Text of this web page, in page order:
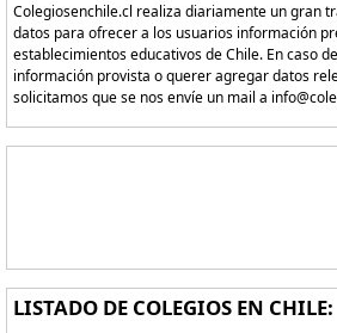
Colegiosenchile.cl realiza diariamente un gran
datos para ofrecer a los usuarios información
establecimientos educativos de Chile. En caso
información provista o querer agregar datos
solicitamos que se nos envíe un mail a
LISTADO DE COLEGIOS EN CHILE: